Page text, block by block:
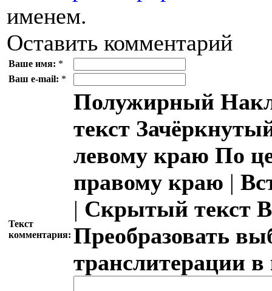
именем.
Оставить комментарий
Ваше имя: *
Ваш e-mail: *
Текст
комментария:
Полужирный
текст
левому краю По
правому краю |
| Скрытый текст
Преобразовать
транслитерации